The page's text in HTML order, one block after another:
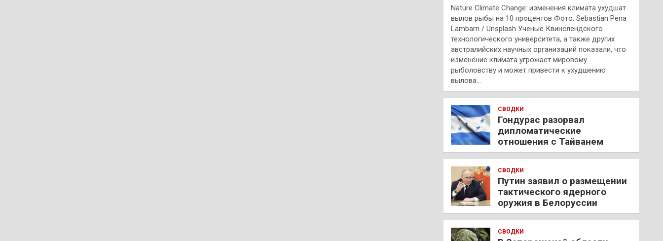
Nature Climate Change: изменения климата ухудшат
вылов рыбы на 10 процентов Фото: Sebastian Pena
Lambarri / Unsplash Ученые Квинслендского
технологического университета, а также других
австралийских научных организаций показали, что
изменение климата угрожает мировому
рыболовству и может привести к ухудшению
вылова…
СВОДКИ
Гондурас разорвал
дипломатические
отношения с Тайванем
СВОДКИ
Путин заявил о размещении
тактического ядерного
оружия в Белоруссии
СВОДКИ